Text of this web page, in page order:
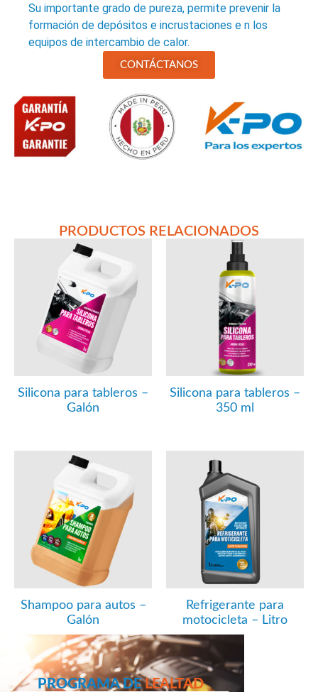
Su importante grado de pureza, permite prevenir la
formación de depósitos e incrustaciones e n los
equipos de intercambio de calor.
CONTÁCTANOS
PRODUCTOS RELACIONADOS
Silicona para tableros –
Galón
Silicona para tableros –
350 ml
Shampoo para autos –
Galón
Refrigerante para
motocicleta – Litro
PROGRAMA DELEALTAD